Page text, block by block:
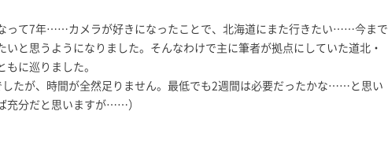
って7年……カメラが好きになったことで、北海道にまた行きたい……今まで
いと思うようになりました。そんなわけで主に筆者が拠点にしていた道北・
もに巡りました。
したが、時間が全然足りません。最低でも2週間は必要だったかな……と思い
充分だと思いますが……）